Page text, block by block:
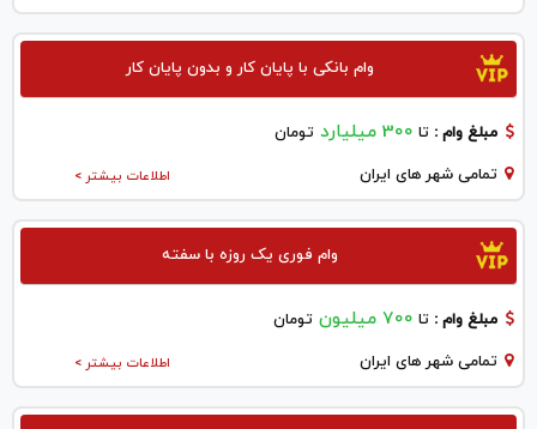
وام بانکی با پایان کار و بدون پایان کار
مبلغ وام : تا 300 میلیارد تومان
اطلاعات بیشتر > تمامی شهر های ایران
وام فوری یک روزه با سفته
مبلغ وام : تا 700 میلیون تومان
اطلاعات بیشتر > تمامی شهر های ایران